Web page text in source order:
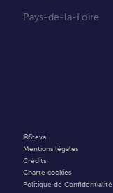
Pays-de-la-Loire
©Steva
Mentions légales
Crédits
Charte cookies
Politique de Confidentialité